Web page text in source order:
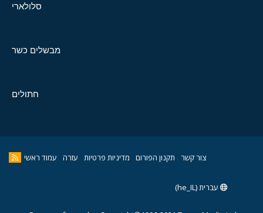
סלולארי
מבשלים כשר
חתולים
צור קשר תקנון הפורום מדיניות פרטיות עזרה עמוד ראשי
עברית (he_IL)